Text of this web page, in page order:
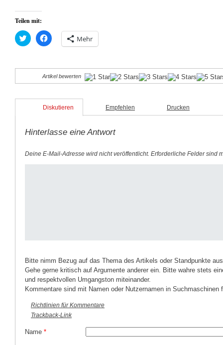
Teilen mit:
Klick,
um
teilen
(Wird
in
geöffnet)
Klick,
um
teilen
(Wird
in
geöffnet)
Mehr
Artikel bewerten
Diskutieren Empfehlen Drucken
Hinterlasse eine Antwort
Deine E-Mail-Adresse wird nicht veröffentlicht. Erforderliche Felder sind
Bitte nimm Bezug auf das Thema des Artikels oder Standpunkte
Gehe gerne kritisch auf Argumente anderer ein. Bitte wahre stets
und respektvollen Umgangston miteinander.
Kommentare sind mit Namen oder Nutzernamen in Suchmaschinen
Richtlinien für Kommentare
Trackback-Link
Name *